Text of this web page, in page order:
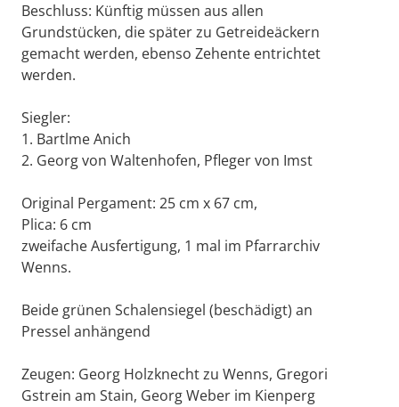
Beschluss: Künftig müssen aus allen
Grundstücken, die später zu Getreideäckern
gemacht werden, ebenso Zehente entrichtet
werden.
Siegler:
1. Bartlme Anich
2. Georg von Waltenhofen, Pfleger von Imst
Original Pergament: 25 cm x 67 cm,
Plica: 6 cm
zweifache Ausfertigung, 1 mal im Pfarrarchiv
Wenns.
Beide grünen Schalensiegel (beschädigt) an
Pressel anhängend
Zeugen: Georg Holzknecht zu Wenns, Gregori
Gstrein am Stain, Georg Weber im Kienperg